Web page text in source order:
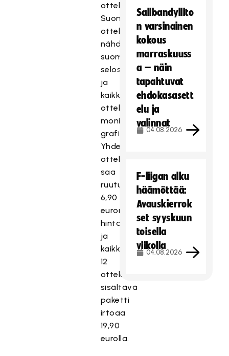
ottelua.
Suomen
ottelut
nähdään
suomeksi
selostettuina
ja
kaikki
ottelut
monikameratuotantoina
grafiikoin.
Yhden
ottelun
saa
ruutuun
6,90
euron
hintaan,
ja
kaikki
12
ottelua
sisältävä
paketti
irtoaa
19,90
eurolla.
Salibandyliito
n varsinainen
kokous
marraskuuss
a – näin
tapahtuvat
ehdokasasett
elu ja
valinnat
04.08.2026
F-liigan alku
häämöttää:
Avauskierrok
set syyskuun
toisella
viikolla
04.08.2026